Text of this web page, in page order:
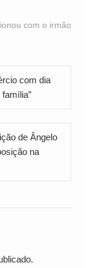
com o irmão
com dia
de Ângelo
na